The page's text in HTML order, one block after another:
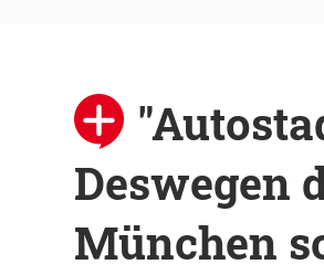
Deswegen
München